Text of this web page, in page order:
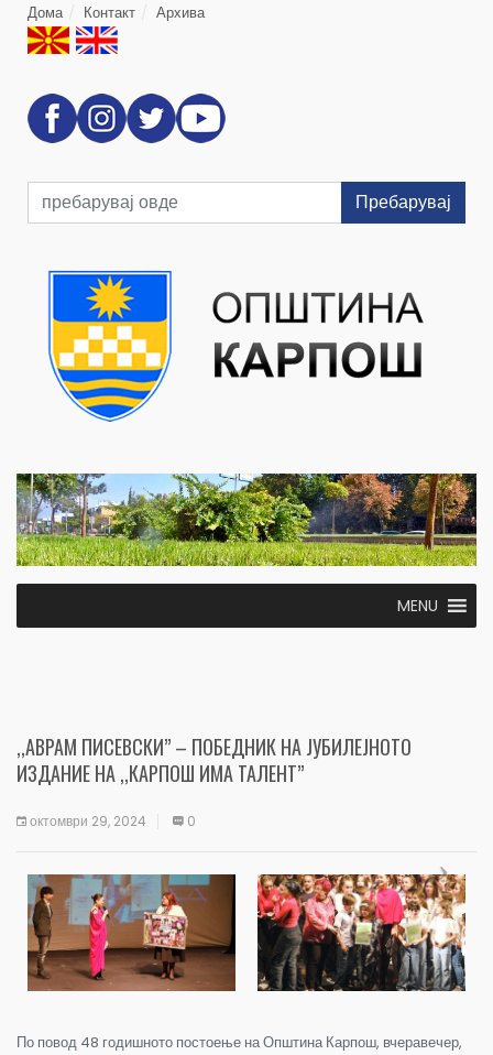
Дома Контакт Архива
Пребарувај
MENU
,,АВРАМ ПИСЕВСКИ” – ПОБЕДНИК НА ЈУБИЛЕЈНОТО
ИЗДАНИЕ НА ,,КАРПОШ ИМА ТАЛЕНТ”
октомври 29, 2024 0
По повод 48 годишното постоење на Општина Карпош, вчеравечер,